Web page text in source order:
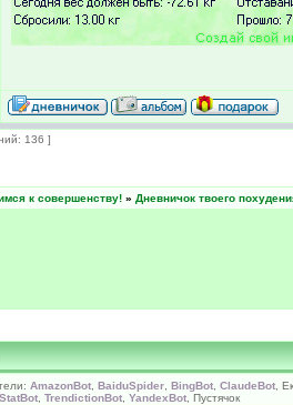
136 ]
к совершенству! » Дневничок твоего
AmazonBot BaiduSpider BingBot ClaudeBot ,
TrendictionBot YandexBot , Пустячок